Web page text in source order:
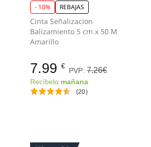
- 10% REBAJAS
Cinta Señalizacion
Balizamiento 5 cm x 50 M
Amarillo
7.99 €
PVP: 7.26€
Recíbelo mañana
(20)